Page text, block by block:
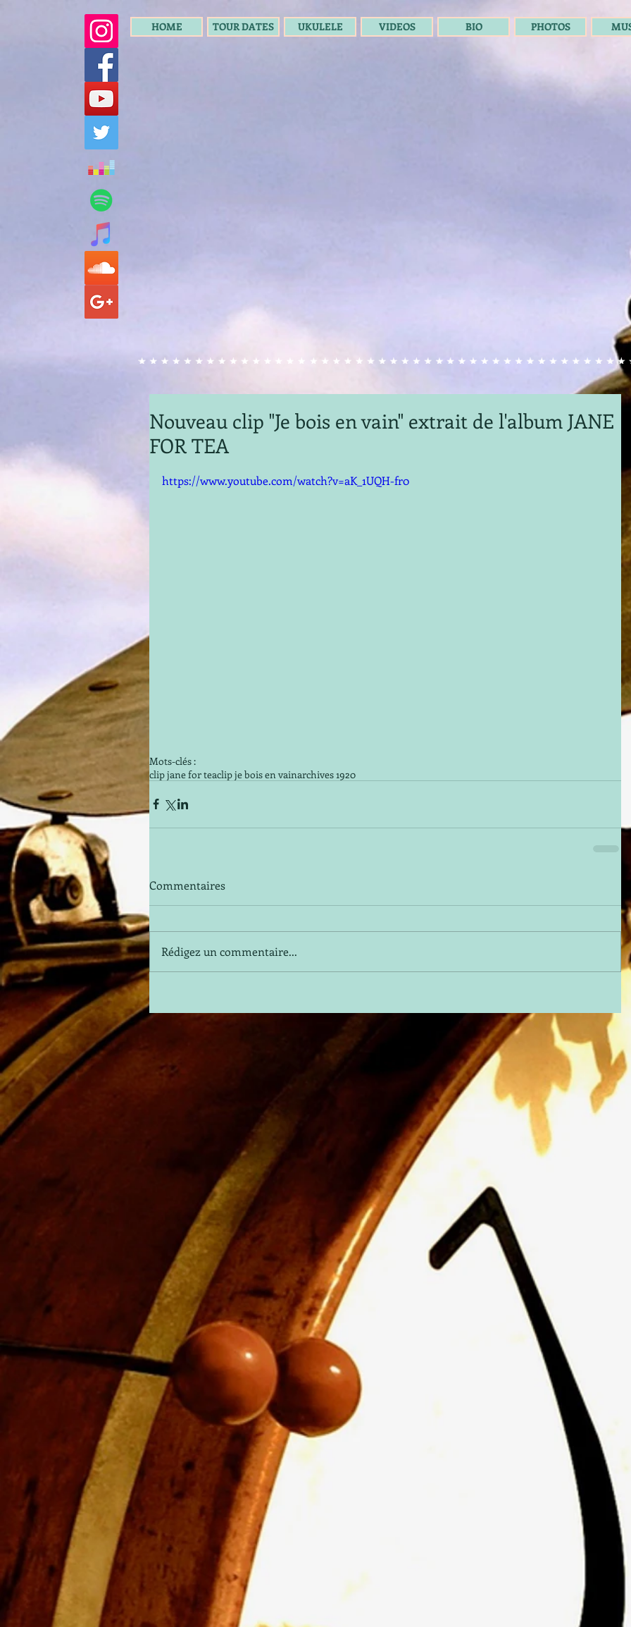
HOME TOUR DATES UKULELE VIDEOS BIO PHOTOS
Nouveau clip "Je bois en vain" extrait de l'album JANE
FOR TEA
https://www.youtube.com/watch?v=aK_1UQH-fr0
Mots-clés :
clip jane for teaclip je bois en vainarchives 1920
Commentaires
Rédigez un commentaire...